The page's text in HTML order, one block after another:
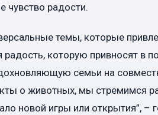
чувство радости.
темы, которые
которую привносят в
семьи на
о животных, мы стремимся
новой игры или открытия”, –